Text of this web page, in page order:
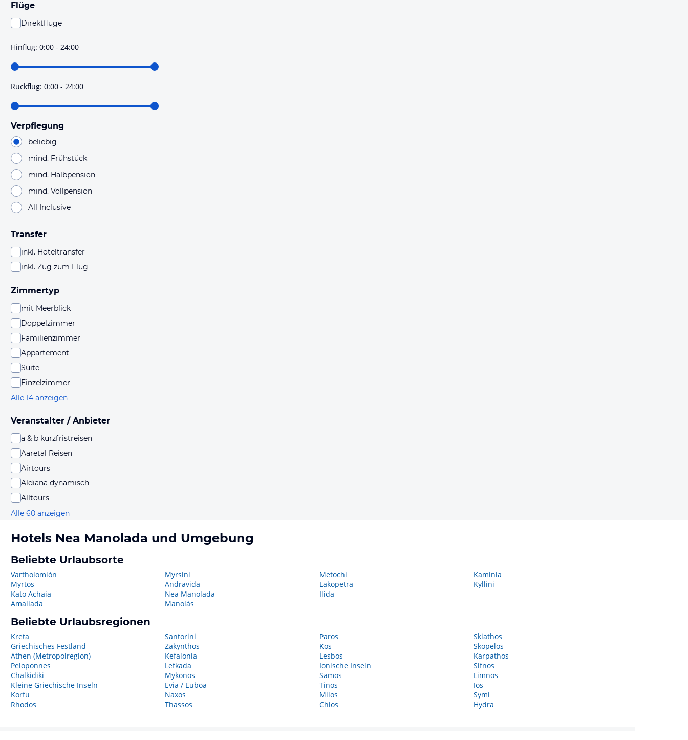
Flüge
Direktflüge
hoher Wahrscheinlichkeit Direktflüge sind. Bitte
prüfe vor der Buchung noch einmal die Flugdetails.
Hinflug: 0:00 - 24:00
Rückflug: 0:00 - 24:00
Verpflegung
beliebig
mind. Frühstück
mind. Halbpension
mind. Vollpension
All Inclusive
Transfer
inkl. Hoteltransfer
inkl. Zug zum Flug
Zimmertyp
mit Meerblick
Doppelzimmer
Familienzimmer
Appartement
Suite
Einzelzimmer
Alle 14 anzeigen
Veranstalter / Anbieter
a & b kurzfristreisen
Aaretal Reisen
Airtours
Aldiana dynamisch
Alltours
Alle 60 anzeigen
Hotels Nea Manolada und Umgebung
Beliebte Urlaubsorte
Vartholomión
Myrtos
Kato Achaia
Amaliada
Myrsini
Andravida
Nea Manolada
Manolás
Metochi
Lakopetra
Ilida
Kaminia
Kyllini
Beliebte Urlaubsregionen
Kreta
Griechisches Festland
Athen (Metropolregion)
Peloponnes
Chalkidiki
Kleine Griechische Inseln
Korfu
Rhodos
Santorini
Zakynthos
Kefalonia
Lefkada
Mykonos
Evia / Euböa
Naxos
Thassos
Paros
Kos
Lesbos
Ionische Inseln
Samos
Tinos
Milos
Chios
Skiathos
Skopelos
Karpathos
Sifnos
Limnos
Ios
Symi
Hydra